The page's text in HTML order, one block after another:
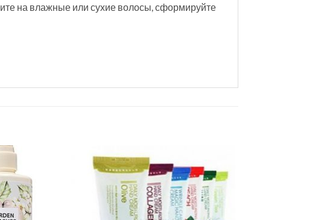
на влажные или сухие волосы, сформируйте